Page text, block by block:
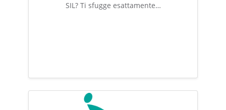
SIL? Ti sfugge esattamente…